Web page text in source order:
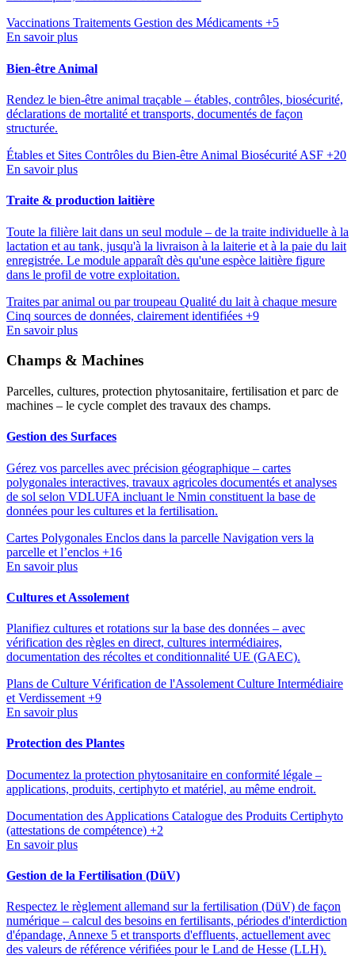
Vaccinations Traitements Gestion des Médicaments +5
En savoir plus
Bien-être Animal
Rendez le bien-être animal traçable – étables, contrôles, biosécurité,
déclarations de mortalité et transports, documentés de façon
structurée.
Étables et Sites Contrôles du Bien-être Animal Biosécurité ASF +20
En savoir plus
Traite & production laitière
Toute la filière lait dans un seul module – de la traite individuelle à la
lactation et au tank, jusqu'à la livraison à la laiterie et à la paie du lait
enregistrée. Le module apparaît dès qu'une espèce laitière figure
dans le profil de votre exploitation.
Traites par animal ou par troupeau Qualité du lait à chaque mesure
Cinq sources de données, clairement identifiées +9
En savoir plus
Champs & Machines
Parcelles, cultures, protection phytosanitaire, fertilisation et parc de
machines – le cycle complet des travaux des champs.
Gestion des Surfaces
Gérez vos parcelles avec précision géographique – cartes
polygonales interactives, travaux agricoles documentés et analyses
de sol selon VDLUFA incluant le Nmin constituent la base de
données pour les cultures et la fertilisation.
Cartes Polygonales Enclos dans la parcelle Navigation vers la
parcelle et l’enclos +16
En savoir plus
Cultures et Assolement
Planifiez cultures et rotations sur la base des données – avec
vérification des règles en direct, cultures intermédiaires,
documentation des récoltes et conditionnalité UE (GAEC).
Plans de Culture Vérification de l'Assolement Culture Intermédiaire
et Verdissement +9
En savoir plus
Protection des Plantes
Documentez la protection phytosanitaire en conformité légale –
applications, produits, certiphyto et matériel, au même endroit.
Documentation des Applications Catalogue des Produits Certiphyto
(attestations de compétence) +2
En savoir plus
Gestion de la Fertilisation (DüV)
Respectez le règlement allemand sur la fertilisation (DüV) de façon
numérique – calcul des besoins en fertilisants, périodes d'interdiction
d'épandage, Annexe 5 et transports d'effluents, actuellement avec
des valeurs de référence vérifiées pour le Land de Hesse (LLH).